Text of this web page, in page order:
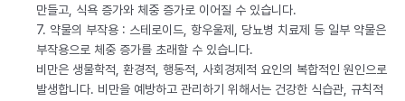
만들고, 식욕 증가와 체중 증가로 이어질 수 있습니다.
7. 약물의 부작용 : 스테로이드, 항우울제, 당뇨병 치료제 등 일부 약물은
부작용으로 체중 증가를 초래할 수 있습니다.
비만은 생물학적, 환경적, 행동적, 사회경제적 요인의 복합적인 원인으로
발생합니다. 비만을 예방하고 관리하기 위해서는 건강한 식습관, 규칙적